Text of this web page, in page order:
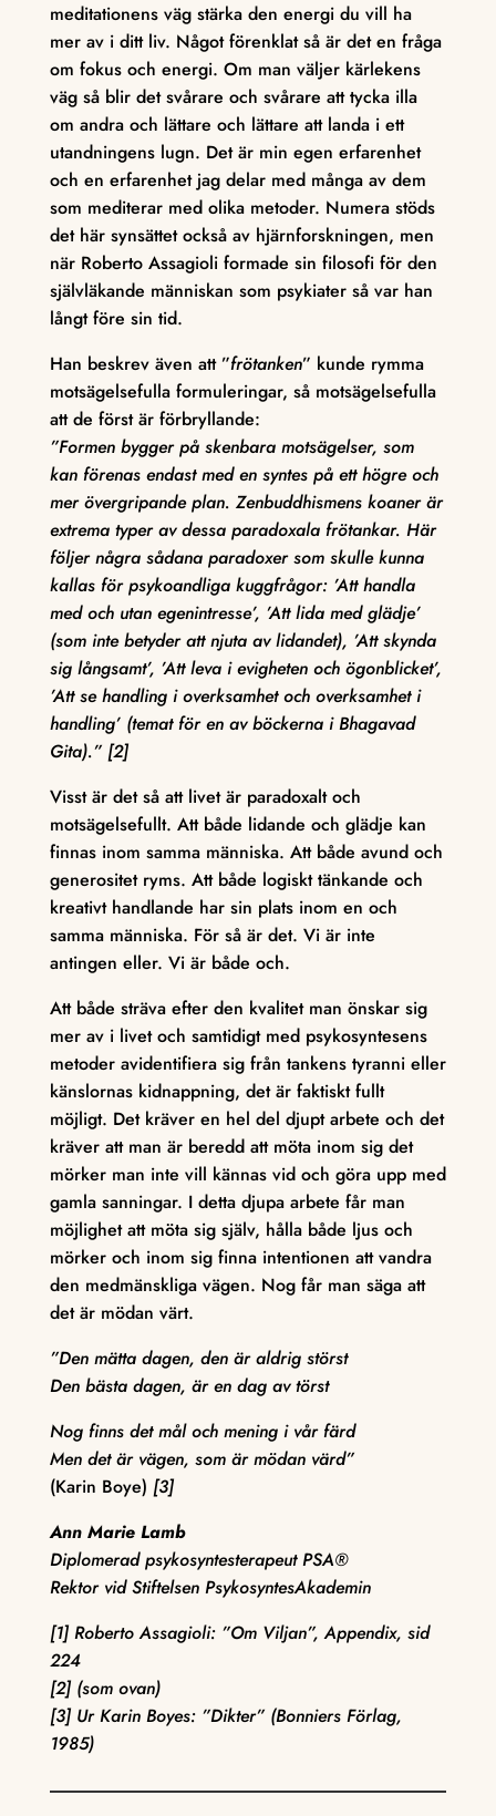
meditationens väg stärka den energi du vill ha
mer av i ditt liv. Något förenklat så är det en fråga
om fokus och energi. Om man väljer kärlekens
väg så blir det svårare och svårare att tycka illa
om andra och lättare och lättare att landa i ett
utandningens lugn. Det är min egen erfarenhet
och en erfarenhet jag delar med många av dem
som mediterar med olika metoder. Numera stöds
det här synsättet också av hjärnforskningen, men
när Roberto Assagioli formade sin filosofi för den
självläkande människan som psykiater så var han
långt före sin tid.
Han beskrev även att ”frötanken” kunde rymma
motsägelsefulla formuleringar, så motsägelsefulla
att de först är förbryllande:
”Formen bygger på skenbara motsägelser, som
kan förenas endast med en syntes på ett högre och
mer övergripande plan. Zenbuddhismens koaner är
extrema typer av dessa paradoxala frötankar. Här
följer några sådana paradoxer som skulle kunna
kallas för psykoandliga kuggfrågor: ’Att handla
med och utan egenintresse’, ’Att lida med glädje’
(som inte betyder att njuta av lidandet), ’Att skynda
sig långsamt’, ’Att leva i evigheten och ögonblicket’,
’Att se handling i overksamhet och overksamhet i
handling’ (temat för en av böckerna i Bhagavad
Gita).” [2]
Visst är det så att livet är paradoxalt och
motsägelsefullt. Att både lidande och glädje kan
finnas inom samma människa. Att både avund och
generositet ryms. Att både logiskt tänkande och
kreativt handlande har sin plats inom en och
samma människa. För så är det. Vi är inte
antingen eller. Vi är både och.
Att både sträva efter den kvalitet man önskar sig
mer av i livet och samtidigt med psykosyntesens
metoder avidentifiera sig från tankens tyranni eller
känslornas kidnappning, det är faktiskt fullt
möjligt. Det kräver en hel del djupt arbete och det
kräver att man är beredd att möta inom sig det
mörker man inte vill kännas vid och göra upp med
gamla sanningar. I detta djupa arbete får man
möjlighet att möta sig själv, hålla både ljus och
mörker och inom sig finna intentionen att vandra
den medmänskliga vägen. Nog får man säga att
det är mödan värt.
”Den mätta dagen, den är aldrig störst
Den bästa dagen, är en dag av törst
Nog finns det mål och mening i vår färd
Men det är vägen, som är mödan värd”
(Karin Boye) [3]
Ann Marie Lamb
Diplomerad psykosyntesterapeut PSA®
Rektor vid Stiftelsen PsykosyntesAkademin
[1] Roberto Assagioli: ”Om Viljan”, Appendix, sid
224
[2] (som ovan)
[3] Ur Karin Boyes: ”Dikter” (Bonniers Förlag,
1985)